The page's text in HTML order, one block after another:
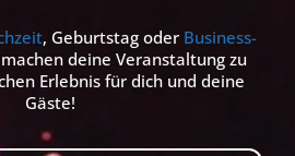
, Geburtstag oder Business-
deine Veranstaltung zu
Erlebnis für dich und deine
Gäste!